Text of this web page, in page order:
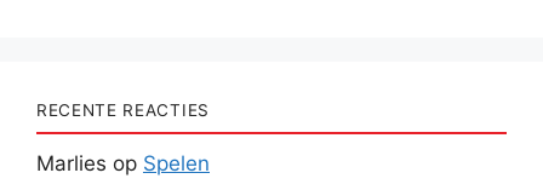
RECENTE REACTIES
Marlies op Spelen